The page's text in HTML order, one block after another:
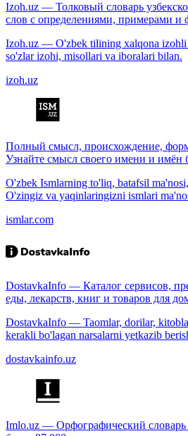
Izoh.uz — Толковый словарь
слов с определениями, примерами и
Izoh.uz — O'zbek tilining xalqona izohli
so'zlar izohi, misollari va iboralari bilan.
izoh.uz
Полный смысл, происхождение,
Узнайте смысл своего имени и имён
O'zbek Ismlarning to'liq, batafsil
O'zingiz va yaqinlaringizni ismlari
ismlar.com
DostavkaInfo — Каталог сервисов,
еды, лекарств, книг и товаров для
DostavkaInfo — Taomlar, dorilar,
kerakli bo'lagan narsalarni yetkazib
dostavkainfo.uz
Imlo.uz — Орфографический словарь